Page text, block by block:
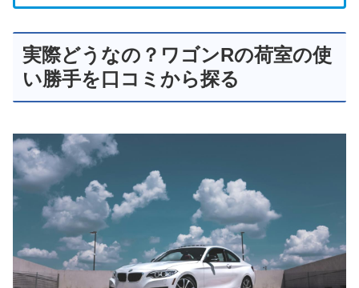
実際どうなの？ワゴンRの荷室の使
い勝手を口コミから探る